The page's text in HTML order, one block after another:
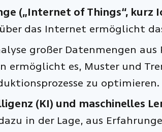
(„Internet of Things“, kurz
das Internet ermöglicht
großer Datenmengen
ermöglicht es, Muster und
zu optimieren.
(KI) und maschinelles
in der Lage, aus